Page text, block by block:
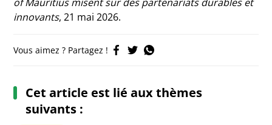
innovants, 21 mai 2026.
Vous aimez ? Partagez !
Cet article est lié aux thèmes
suivants :